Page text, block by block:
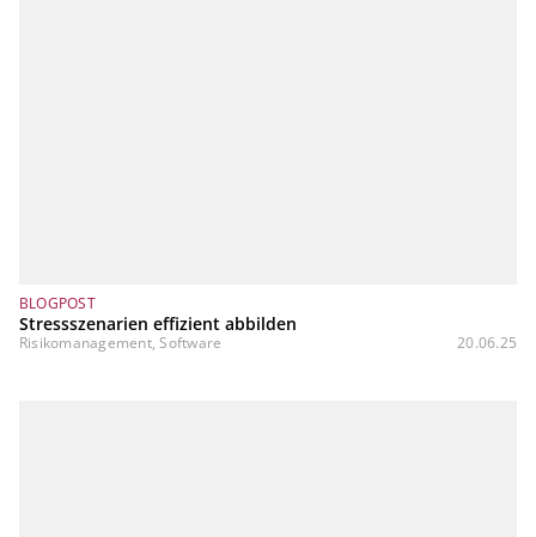
BLOGPOST
Stressszenarien effizient abbilden
Risikomanagement, Software 20.06.25